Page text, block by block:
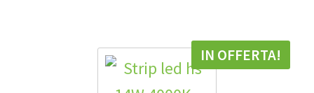
IN OFFERTA!